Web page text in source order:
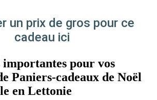
un prix de gros pour ce
cadeau ici
pour vos
Paniers-cadeaux de Noël
en Lettonie